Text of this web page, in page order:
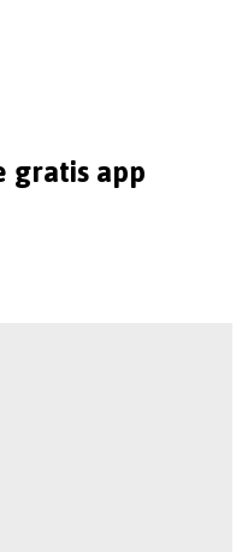
gratis app